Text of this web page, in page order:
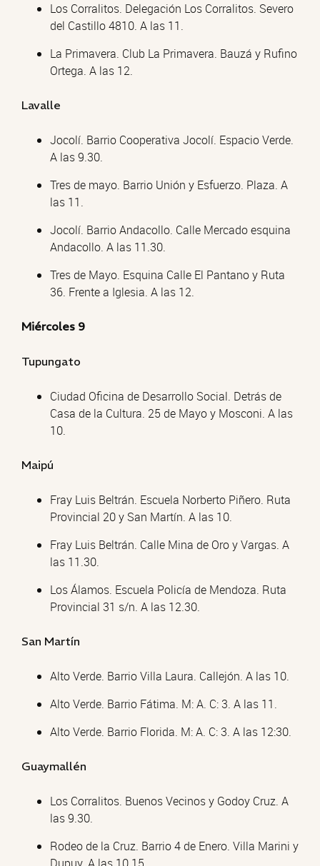
Los Corralitos. Delegación Los Corralitos. Severo
del Castillo 4810. A las 11.
La Primavera. Club La Primavera. Bauzá y Rufino
Ortega. A las 12.
Lavalle
Jocolí. Barrio Cooperativa Jocolí. Espacio Verde.
A las 9.30.
Tres de mayo. Barrio Unión y Esfuerzo. Plaza. A
las 11.
Jocolí. Barrio Andacollo. Calle Mercado esquina
Andacollo. A las 11.30.
Tres de Mayo. Esquina Calle El Pantano y Ruta
36. Frente a Iglesia. A las 12.
Miércoles 9
Tupungato
Ciudad Oficina de Desarrollo Social. Detrás de
Casa de la Cultura. 25 de Mayo y Mosconi. A las
10.
Maipú
Fray Luis Beltrán. Escuela Norberto Piñero. Ruta
Provincial 20 y San Martín. A las 10.
Fray Luis Beltrán. Calle Mina de Oro y Vargas. A
las 11.30.
Los Álamos. Escuela Policía de Mendoza. Ruta
Provincial 31 s/n. A las 12.30.
San Martín
Alto Verde. Barrio Villa Laura. Callejón. A las 10.
Alto Verde. Barrio Fátima. M: A. C: 3. A las 11.
Alto Verde. Barrio Florida. M: A. C: 3. A las 12:30.
Guaymallén
Los Corralitos. Buenos Vecinos y Godoy Cruz. A
las 9.30.
Rodeo de la Cruz. Barrio 4 de Enero. Villa Marini y